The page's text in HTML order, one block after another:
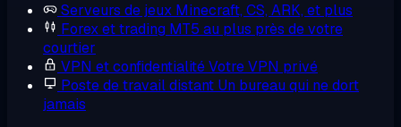
Serveurs de jeux Minecraft, CS, ARK, et plus
Forex et trading MT5 au plus près de votre
courtier
VPN et confidentialitéVotre VPN privé
Poste de travail distant Un bureau qui ne dort
jamais